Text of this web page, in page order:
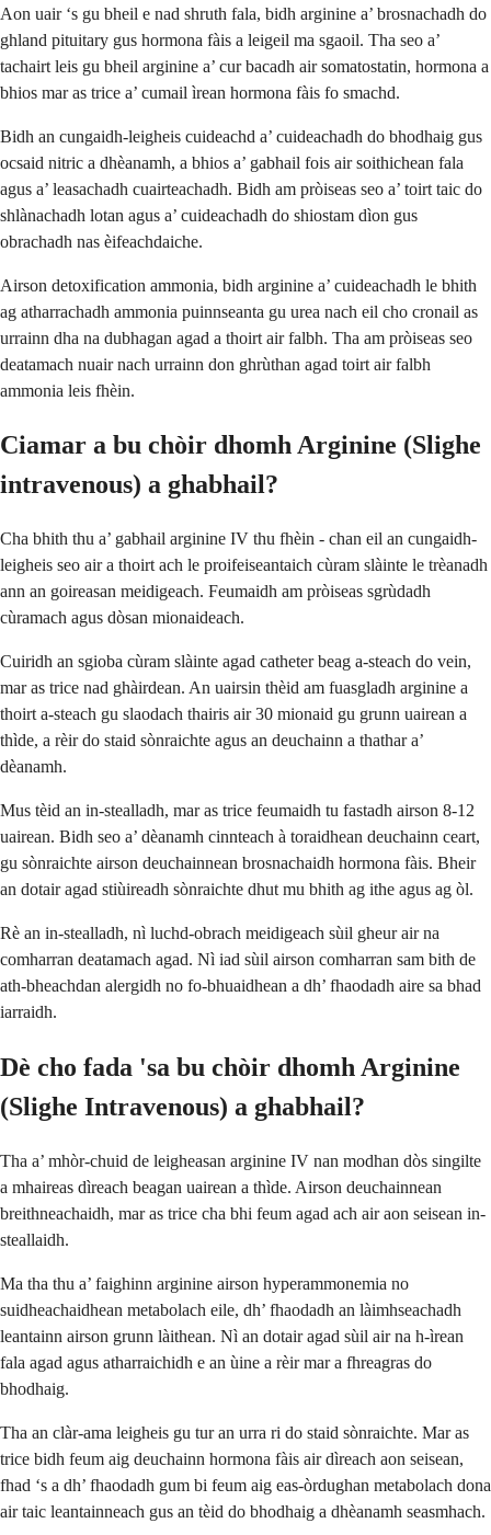
Aon uair ‘s gu bheil e nad shruth fala, bidh arginine a’ brosnachadh do
ghland pituitary gus hormona fàis a leigeil ma sgaoil. Tha seo a’
tachairt leis gu bheil arginine a’ cur bacadh air somatostatin, hormona a
bhios mar as trice a’ cumail ìrean hormona fàis fo smachd.
Bidh an cungaidh-leigheis cuideachd a’ cuideachadh do bhodhaig gus
ocsaid nitric a dhèanamh, a bhios a’ gabhail fois air soithichean fala
agus a’ leasachadh cuairteachadh. Bidh am pròiseas seo a’ toirt taic do
shlànachadh lotan agus a’ cuideachadh do shiostam dìon gus
obrachadh nas èifeachdaiche.
Airson detoxification ammonia, bidh arginine a’ cuideachadh le bhith
ag atharrachadh ammonia puinnseanta gu urea nach eil cho cronail as
urrainn dha na dubhagan agad a thoirt air falbh. Tha am pròiseas seo
deatamach nuair nach urrainn don ghrùthan agad toirt air falbh
ammonia leis fhèin.
Ciamar a bu chòir dhomh Arginine (Slighe
intravenous) a ghabhail?
Cha bhith thu a’ gabhail arginine IV thu fhèin - chan eil an cungaidh-
leigheis seo air a thoirt ach le proifeiseantaich cùram slàinte le trèanadh
ann an goireasan meidigeach. Feumaidh am pròiseas sgrùdadh
cùramach agus dòsan mionaideach.
Cuiridh an sgioba cùram slàinte agad catheter beag a-steach do vein,
mar as trice nad ghàirdean. An uairsin thèid am fuasgladh arginine a
thoirt a-steach gu slaodach thairis air 30 mionaid gu grunn uairean a
thìde, a rèir do staid sònraichte agus an deuchainn a thathar a’
dèanamh.
Mus tèid an in-stealladh, mar as trice feumaidh tu fastadh airson 8-12
uairean. Bidh seo a’ dèanamh cinnteach à toraidhean deuchainn ceart,
gu sònraichte airson deuchainnean brosnachaidh hormona fàis. Bheir
an dotair agad stiùireadh sònraichte dhut mu bhith ag ithe agus ag òl.
Rè an in-stealladh, nì luchd-obrach meidigeach sùil gheur air na
comharran deatamach agad. Nì iad sùil airson comharran sam bith de
ath-bheachdan alergidh no fo-bhuaidhean a dh’ fhaodadh aire sa bhad
iarraidh.
Dè cho fada 'sa bu chòir dhomh Arginine
(Slighe Intravenous) a ghabhail?
Tha a’ mhòr-chuid de leigheasan arginine IV nan modhan dòs singilte
a mhaireas dìreach beagan uairean a thìde. Airson deuchainnean
breithneachaidh, mar as trice cha bhi feum agad ach air aon seisean in-
steallaidh.
Ma tha thu a’ faighinn arginine airson hyperammonemia no
suidheachaidhean metabolach eile, dh’ fhaodadh an làimhseachadh
leantainn airson grunn làithean. Nì an dotair agad sùil air na h-ìrean
fala agad agus atharraichidh e an ùine a rèir mar a fhreagras do
bhodhaig.
Tha an clàr-ama leigheis gu tur an urra ri do staid sònraichte. Mar as
trice bidh feum aig deuchainn hormona fàis air dìreach aon seisean,
fhad ‘s a dh’ fhaodadh gum bi feum aig eas-òrdughan metabolach dona
air taic leantainneach gus an tèid do bhodhaig a dhèanamh seasmhach.